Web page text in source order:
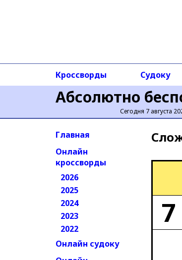
Абсолютно
Сегодня 7 августа
Кроссворды Судоку
Главная
Онлайн
кроссворды
2026
2025
2024
2023
2022
Онлайн судоку
7